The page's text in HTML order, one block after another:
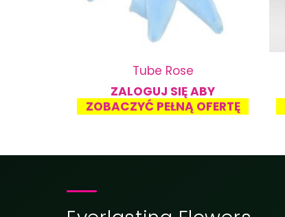
Tube Rose
ZALOGUJ SIĘ ABY
ZOBACZYĆ PEŁNĄ OFERTĘ